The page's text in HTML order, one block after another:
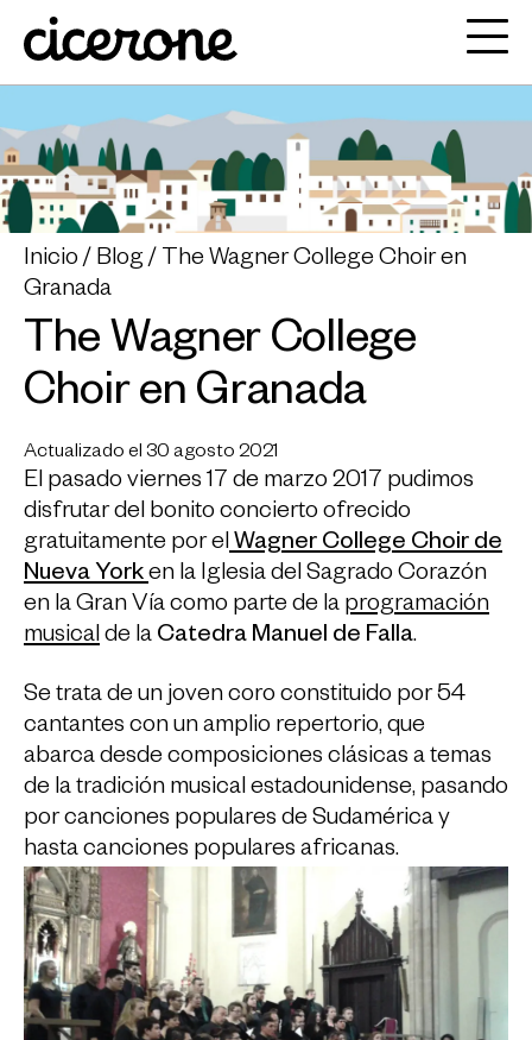
Inicio Blog
The Wagner College Choir en
Granada
The Wagner College
Choir en Granada
Actualizado el 30 agosto 2021
El pasado viernes 17 de marzo 2017 pudimos
disfrutar del bonito concierto ofrecido
gratuitamente por elWagner College Choir de
Nueva Yorken la Iglesia del Sagrado Corazón
en la Gran Vía como parte de la programación
musicalde la Catedra Manuel de Falla.
Se trata de un joven coro constituido por 54
cantantes con un amplio repertorio, que
abarca desde composiciones clásicas a temas
de la tradición musical estadounidense, pasando
por canciones populares de Sudamérica y
hasta canciones populares africanas.